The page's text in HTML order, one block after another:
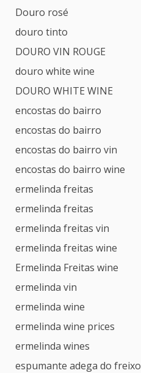
Douro rosé
douro tinto
DOURO VIN ROUGE
douro white wine
DOURO WHITE WINE
encostas do bairro
encostas do bairro
encostas do bairro vin
encostas do bairro wine
ermelinda freitas
ermelinda freitas
ermelinda freitas vin
ermelinda freitas wine
Ermelinda Freitas wine
ermelinda vin
ermelinda wine
ermelinda wine prices
ermelinda wines
espumante adega do freixo